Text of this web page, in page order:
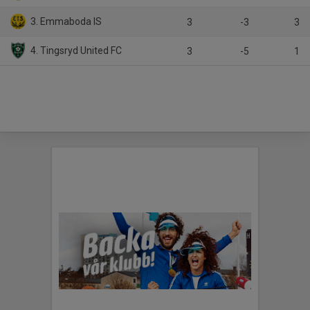
3. Emmaboda IS 3 -3 3
4. Tingsryd United FC 3 -5 1